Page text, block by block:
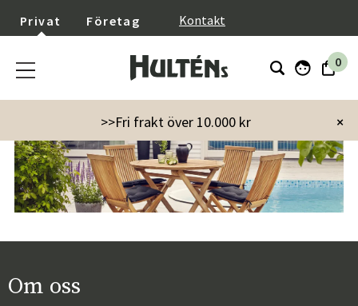
Privat Företag Kontakt
0
×
>>Fri frakt över 10.000 kr
Om oss